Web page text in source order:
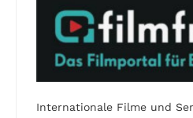
Internationale Filme und